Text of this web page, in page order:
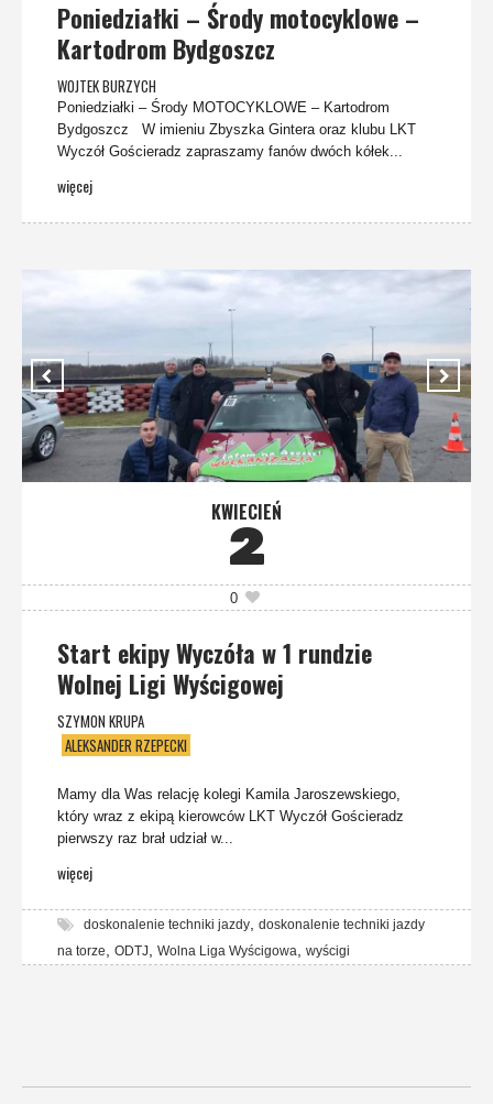
Poniedziałki – Środy motocyklowe –
Kartodrom Bydgoszcz
WOJTEK BURZYCH
Poniedziałki – Środy MOTOCYKLOWE – Kartodrom
Bydgoszcz W imieniu Zbyszka Gintera oraz klubu LKT
Wyczół Gościeradz zapraszamy fanów dwóch kółek...
więcej
KWIECIEŃ
2
0
Start ekipy Wyczóła w 1 rundzie
Wolnej Ligi Wyścigowej
SZYMON KRUPA
ALEKSANDER RZEPECKI
Mamy dla Was relację kolegi Kamila Jaroszewskiego,
który wraz z ekipą kierowców LKT Wyczół Gościeradz
pierwszy raz brał udział w...
więcej
doskonalenie techniki jazdy doskonalenie techniki jazdy
na torze
ODTJ Wolna Liga Wyścigowa wyścigi